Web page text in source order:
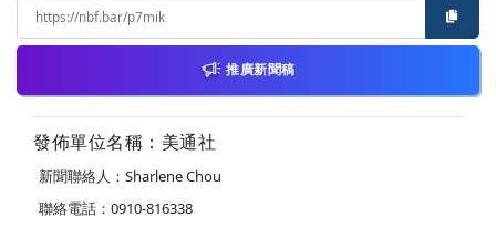
推廣新聞稿
發佈單位名稱：美通社
新聞聯絡人：Sharlene Chou
聯絡電話：0910-816338